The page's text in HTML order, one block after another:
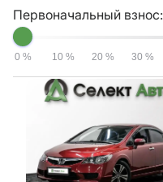
Первоначальный взнос:
0 % 10 % 20 % 30 %